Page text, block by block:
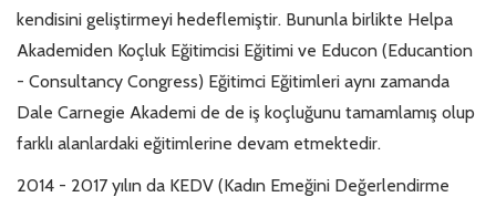
kendisini geliştirmeyi hedeflemiştir. Bununla birlikte Helpa
Akademiden Koçluk Eğitimcisi Eğitimi ve Educon (Educantion
- Consultancy Congress) Eğitimci Eğitimleri aynı zamanda
Dale Carnegie Akademi de de iş koçluğunu tamamlamış olup
farklı alanlardaki eğitimlerine devam etmektedir.
2014 - 2017 yılın da KEDV (Kadın Emeğini Değerlendirme